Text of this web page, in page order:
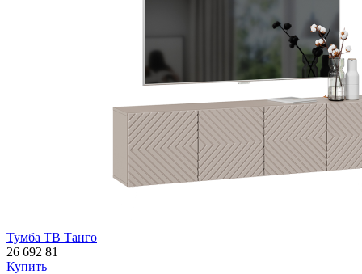
Тумба ТВ Танго
26 692 81
Купить